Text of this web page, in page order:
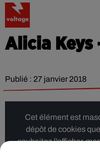
Alicia Keys
Publié : 27 janvier 2018
Cet élément est
dépôt de cookies
souhaitez l'afficher,
en cliquant